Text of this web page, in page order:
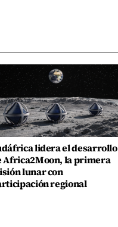
lidera el desarrollo
Africa2Moon, la primera
lunar con
regional